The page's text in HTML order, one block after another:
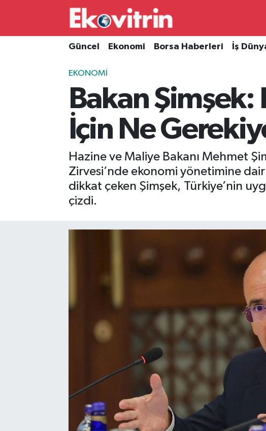
Güncel Ekonomi Borsa Haberleri İş
EKONOMI
Bakan Şimşek:
İçin Ne
Hazine ve Maliye Bakanı Mehmet
Zirvesi’nde ekonomi yönetimine
dikkat çeken Şimşek, Türkiye’nin
çizdi.
Güncel
Borsa Haberleri
Hava Durumu
Süper Lig Puan Durumu ve Fikstür
Tüm Manşetler
Son Dakika Haberleri
Haber Arşivi